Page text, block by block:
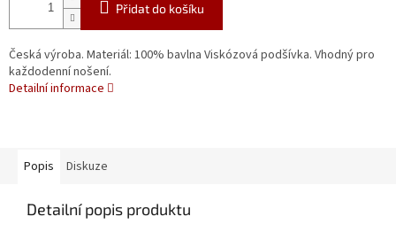
Přidat do košíku
Česká výroba. Materiál: 100% bavlna Viskózová podšívka. Vhodný pro
každodenní nošení.
Detailní informace
Popis Diskuze
Detailní popis produktu